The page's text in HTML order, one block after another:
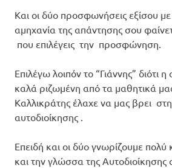
Και οι δύο προσφωνήσεις εξίσου
αμηχανία της απάντησης σου
που επιλέγεις την προσφώνηση.
Επιλέγω λοιπόν το “Γιάννης” διότι η
καλά ριζωμένη από τα μαθητικά
Καλλικράτης έλαχε να μας βρει
αυτοδιοίκησης .
Επειδή και οι δύο γνωρίζουμε
και την γλώσσα της Αυτοδιοίκησης